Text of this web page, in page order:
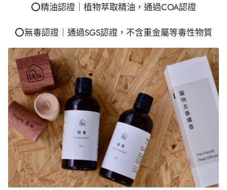
⭕精油認證｜植物萃取精油，通過COA認證
⭕無毒認證｜通過SGS認證，不含重金屬等毒性物質